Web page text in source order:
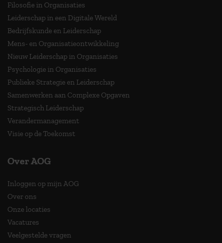
Filosofie in Organisaties
Leiderschap in een Digitale Wereld
Bedrijfskunde en Leiderschap
Mens- en Organisatieontwikkeling
Nieuw Leiderschap in Organisaties
Psychologie in Organisaties
Publieke Strategie en Leiderschap
Samenwerken aan Complexe Opgaven
Strategisch Leiderschap
Verandermanagement
Visie op de Toekomst
Over AOG
Inloggen op mijn AOG
Over ons
Onze locaties
Vacatures
Veelgestelde vragen